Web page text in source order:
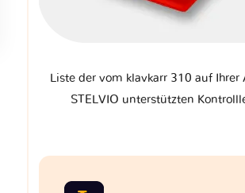
Liste der vom klavkarr 310 auf Ihrer
STELVIO unterstützten